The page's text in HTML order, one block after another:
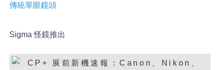
傳統單眼鏡頭
Sigma 怪鏡推出